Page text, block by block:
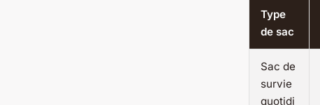
Type
de sac
Sac de
survie
quotidi